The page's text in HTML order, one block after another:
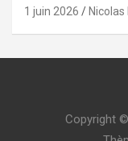
1 juin 2026 Nicolas
Copyright